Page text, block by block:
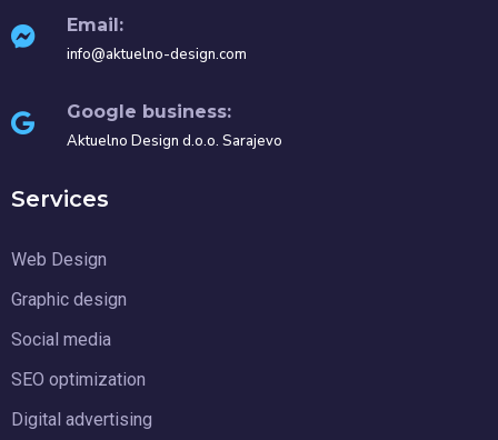
Email:
info@aktuelno-design.com
Google business:
Aktuelno Design d.o.o. Sarajevo
Services
Web Design
Graphic design
Social media
SEO optimization
Digital advertising